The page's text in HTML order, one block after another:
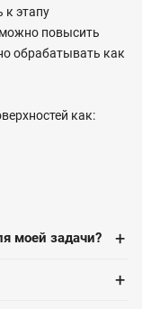
к этапу
повысить
обрабатывать как
как:
моей задачи? +
+